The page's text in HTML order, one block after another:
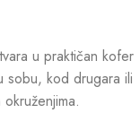
u praktičan kofer
sobu, kod drugara ili